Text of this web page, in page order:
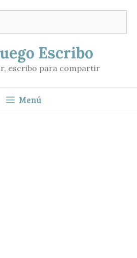
Escribo
escribo para compartir
Menú